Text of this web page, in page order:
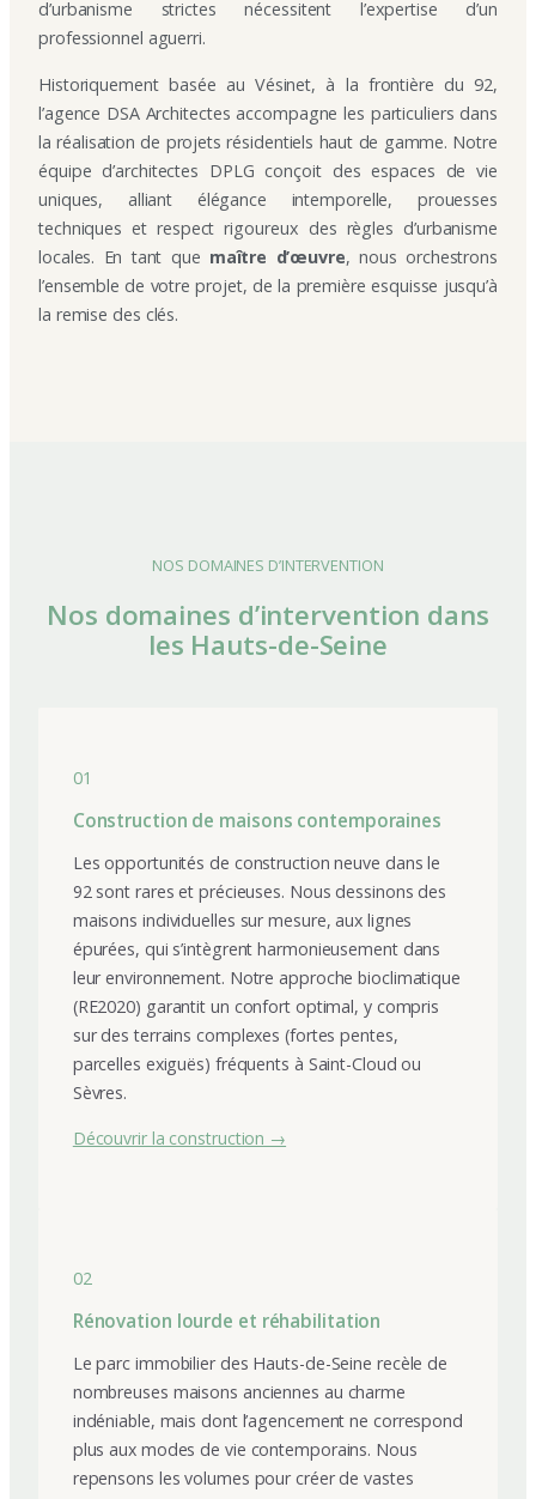
d’urbanisme strictes nécessitent l’expertise d’un
professionnel aguerri.
Historiquement basée au Vésinet, à la frontière du 92,
l’agence DSA Architectes accompagne les particuliers dans
la réalisation de projets résidentiels haut de gamme. Notre
équipe d’architectes DPLG conçoit des espaces de vie
uniques, alliant élégance intemporelle, prouesses
techniques et respect rigoureux des règles d’urbanisme
locales. En tant que maître d’œuvre, nous orchestrons
l’ensemble de votre projet, de la première esquisse jusqu’à
la remise des clés.
NOS DOMAINES D’INTERVENTION
Nos domaines d’intervention dans
les Hauts-de-Seine
01
Construction de maisons contemporaines
Les opportunités de construction neuve dans le
92 sont rares et précieuses. Nous dessinons des
maisons individuelles sur mesure, aux lignes
épurées, qui s’intègrent harmonieusement dans
leur environnement. Notre approche bioclimatique
(RE2020) garantit un confort optimal, y compris
sur des terrains complexes (fortes pentes,
parcelles exiguës) fréquents à Saint-Cloud ou
Sèvres.
Découvrir la construction →
02
Rénovation lourde et réhabilitation
Le parc immobilier des Hauts-de-Seine recèle de
nombreuses maisons anciennes au charme
indéniable, mais dont l’agencement ne correspond
plus aux modes de vie contemporains. Nous
repensons les volumes pour créer de vastes